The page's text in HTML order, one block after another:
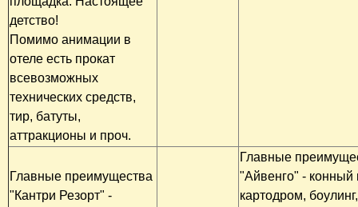
детство!
Помимо анимации в
отеле есть прокат
всевозможных
технических средств,
тир, батуты,
аттракционы и проч.
Главные преимущества
"Кантри Резорт" -
Главные
"Айвенго" - конный
картодром, боулинг,